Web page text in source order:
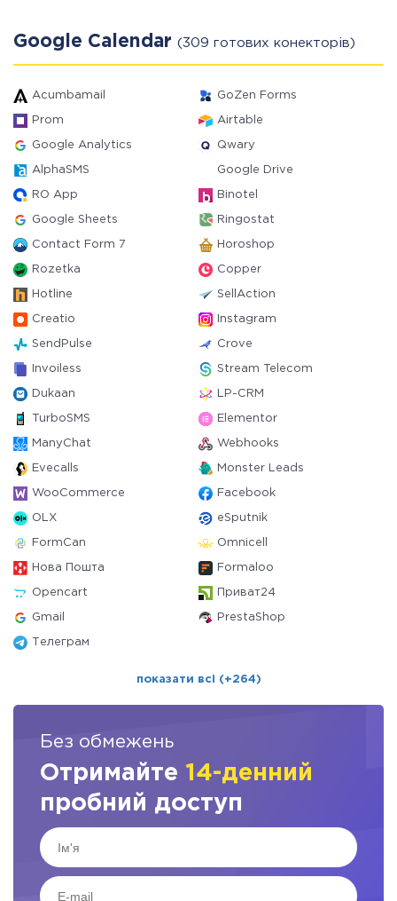
Google Calendar (309 готових конекторів)
Acumbamail GoZen Forms
Prom Airtable
Google Analytics Qwary
AlphaSMS Google Drive
RO App Binotel
Google Sheets Ringostat
Contact Form 7 Horoshop
Rozetka Copper
Hotline SellAction
Creatio Instagram
SendPulse Crove
Invoiless Stream Telecom
Dukaan LP-CRM
TurboSMS Elementor
ManyChat Webhooks
Evecalls Monster Leads
WooCommerce Facebook
OLX eSputnik
FormCan Omnicell
Нова Пошта Formaloo
Opencart Приват24
Gmail PrestaShop
Телеграм
показати всі (+264)
Без обмежень
Отримайте 14-денний
пробний доступ